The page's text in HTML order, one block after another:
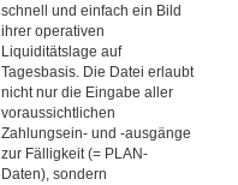
schnell und einfach ein Bild
ihrer operativen
Liquiditätslage auf
Tagesbasis. Die Datei erlaubt
nicht nur die Eingabe aller
voraussichtlichen
Zahlungsein- und -ausgänge
zur Fälligkeit (= PLAN-
Daten), sondern